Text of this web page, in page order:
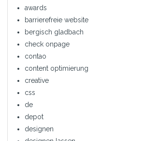
awards
barrierefreie website
bergisch gladbach
check onpage
contao
content optimierung
creative
css
de
depot
designen